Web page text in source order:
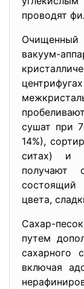
проводят
вакуум-
сушат при
14%),
ситах) и
получают
состоящий
цвета,
Сахар-
путем
сахарного
включая